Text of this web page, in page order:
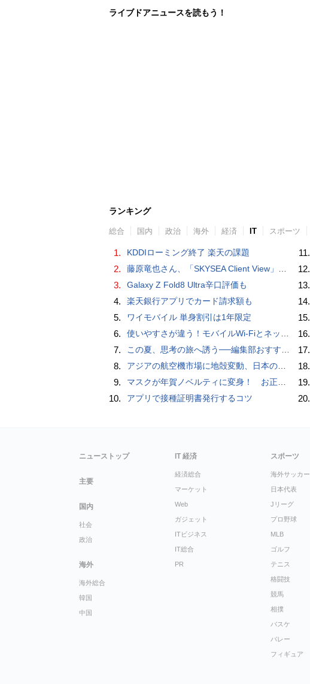
ライブドアニュースを読もう！
ランキング
総合 国内 政治 海外 経済 IT スポーツ
1. KDDIローミング終了 楽天の課題
2. 藤原竜也さん、「SKYSEA Client View」新CMで「AI労務改善」をアピール 働き方をAIが分析したら「すぐに休んで」と言われる？
3. Galaxy Z Fold8 Ultra辛口評価も
4. 楽天銀行アプリでカード請求額も
5. ワイモバイル 単身割引は1年限定
6. 使いやすさが違う！モバイルWi-FiとネットHDD【PC-DIY 秋の陣】
7. この夏、思考の旅へ誘う──編集部おすすめの7冊：WIRED BOOK GUIDE
8. アジアの航空機市場に地殻変動、日本のサプライヤーに影響も
9. マスクが年賀ノベルティに変身！ お正月特別パッケージの注文受付開始
10. アプリで接種証明書発行するコツ
11.
12.
13.
14.
15.
16.
17.
18.
19.
20.
ニューストップ
主要
国内
社会
政治
海外
海外総合
韓国
中国
IT 経済
経済総合
マーケット
Web
ガジェット
ITビジネス
IT総合
PR
スポーツ
海外サッカー
日本代表
Jリーグ
プロ野球
MLB
ゴルフ
テニス
格闘技
競馬
相撲
バスケ
バレー
フィギュア